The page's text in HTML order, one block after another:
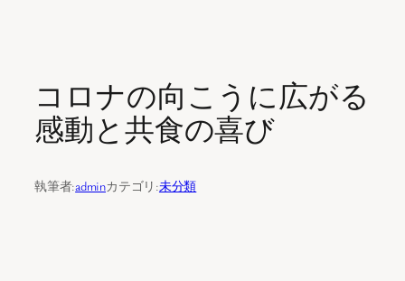
コロナの向こうに広がる
感動と共食の喜び
執筆者:adminカテゴリ:未分類